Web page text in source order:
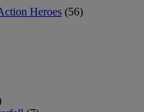
Heroes (56)